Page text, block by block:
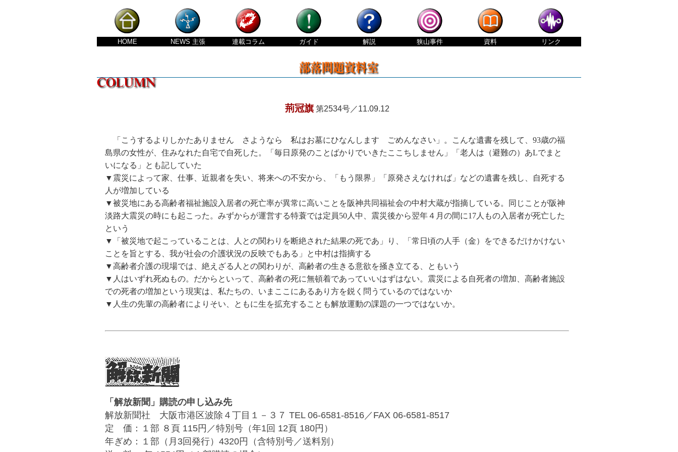
HOME NEWS 主張 連載コラム ガイド 解説 狭山事件 資料 リンク
荊冠旗 第2534号／11.09.12
「こうするよりしかたありません さようなら 私はお墓にひなんします ごめんなさい」。こんな遺書を残して、93歳の福
島県の女性が、住みなれた自宅で自死した。「毎日原発のことばかりでいきたここちしません」「老人は（避難の）あLでまと
いになる」とも記していた
▼震災によって家、仕事、近親者を失い、将来への不安から、「もう限界」「原発さえなければ」などの遺書を残し、自死する
人が増加している
▼被災地にある高齢者福祉施設入居者の死亡率が異常に高いことを阪神共同福祉会の中村大蔵が指摘している。同じことが阪神
淡路大震災の時にも起こった。みずからが運営する特蓑では定員50人中、震災後から翌年４月の間に17人もの入居者が死亡した
という
▼「被災地で起こっていることは、人との関わりを断絶された結果の死であ」り、「常日頃の人手（金）をできるだけかけない
ことを旨とする、我が社会の介護状況の反映でもある」と中村は指摘する
▼高齢者介護の現場では、絶えざる人との関わりが、高齢者の生きる意欲を掻き立てる、ともいう
▼人はいずれ死ぬもの。だからといって、高齢者の死に無頓着であっていいはずはない。震災による自死者の増加、高齢者施設
での死者の増加という現実は、私たちの、いまここにあるあり方を鋭く問うているのではないか
▼人生の先輩の高齢者によりそい、ともに生を拡充することも解放運動の課題の一つではないか。
「解放新聞」購読の申し込み先
解放新聞社 大阪市港区波除４丁目１－３７ TEL 06-6581-8516／FAX 06-6581-8517
定 価：１部 ８頁 115円／特別号（年1回 12頁 180円）
年ぎめ：１部（月3回発行）4320円（含特別号／送料別）